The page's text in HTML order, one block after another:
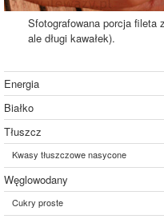
Sfotografowana porcja fileta
ale długi kawałek).
Energia
Białko
Tłuszcz
Kwasy tłuszczowe nasycone
Węglowodany
Cukry proste